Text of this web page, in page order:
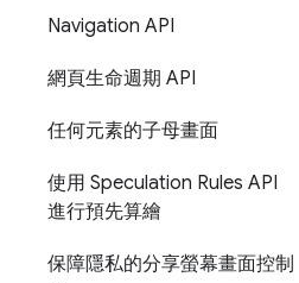
Navigation API
網頁生命週期 API
任何元素的子母畫面
使用 Speculation Rules API
進行預先算繪
保障隱私的分享螢幕畫面控制